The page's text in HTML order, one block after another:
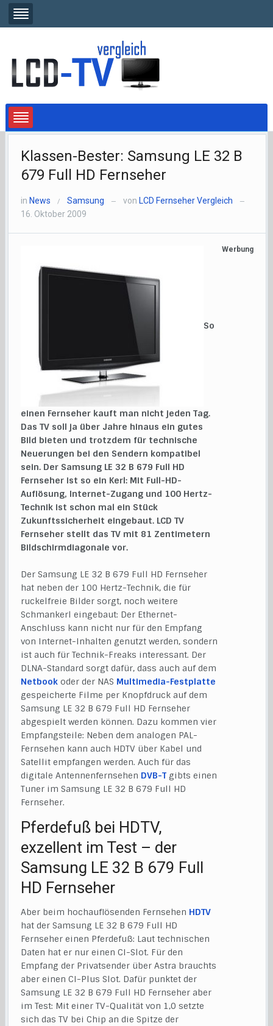
Klassen-Bester: Samsung LE 32 B
679 Full HD Fernseher
in News / Samsung — von LCD Fernseher Vergleich —
16. Oktober 2009
So
einen Fernseher kauft man nicht jeden Tag.
Das TV soll ja über Jahre hinaus ein gutes
Bild bieten und trotzdem für technische
Neuerungen bei den Sendern kompatibel
sein. Der Samsung LE 32 B 679 Full HD
Fernseher ist so ein Kerl: Mit Full-HD-
Auflösung, Internet-Zugang und 100 Hertz-
Technik ist schon mal ein Stück
Zukunftssicherheit eingebaut. LCD TV
Fernseher stellt das TV mit 81 Zentimetern
Bildschirmdiagonale vor.
Der Samsung LE 32 B 679 Full HD Fernseher
hat neben der 100 Hertz-Technik, die für
ruckelfreie Bilder sorgt, noch weitere
Schmankerl eingebaut: Der Ethernet-
Anschluss kann nicht nur für den Empfang
von Internet-Inhalten genutzt werden, sondern
ist auch für Technik-Freaks interessant. Der
DLNA-Standard sorgt dafür, dass auch auf dem
Netbook oder der NAS Multimedia-Festplatte
gespeicherte Filme per Knopfdruck auf dem
Samsung LE 32 B 679 Full HD Fernseher
abgespielt werden können. Dazu kommen vier
Empfangsteile: Neben dem analogen PAL-
Fernsehen kann auch HDTV über Kabel und
Satellit empfangen werden. Auch für das
digitale Antennenfernsehen DVB-T gibts einen
Tuner im Samsung LE 32 B 679 Full HD
Fernseher.
Pferdefuß bei HDTV,
exzellent im Test – der
Samsung LE 32 B 679 Full
HD Fernseher
Aber beim hochauflösenden Fernsehen HDTV
hat der Samsung LE 32 B 679 Full HD
Fernseher einen Pferdefuß: Laut technischen
Daten hat er nur einen CI-Slot. Für den
Empfang der Privatsender über Astra brauchts
aber einen CI-Plus Slot. Dafür punktet der
Samsung LE 32 B 679 Full HD Fernseher aber
im Test: Mit einer TV-Qualität von 1,0 setzte
sich das TV bei Chip an die Spitze der
Werbung